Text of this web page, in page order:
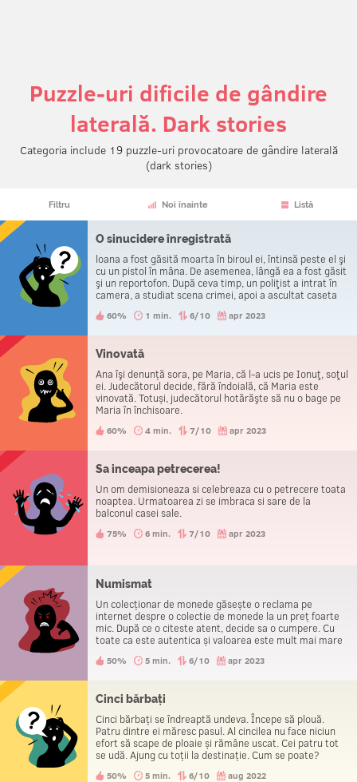
Puzzle-uri dificile de gândire
laterală. Dark stories
Categoria include 19 puzzle-uri provocatoare de gândire laterală
(dark stories)
Filtru Noi înainte Listă
O sinucidere înregistrată
loana a fost găsită moarta în biroul ei, întinsă peste el şi
cu un pistol în mâna. De asemenea, lângă ea a fost găsit
şi un reportofon. După ceva timp, un poliţist a intrat în
camera, a studiat scena crimei, apoi a ascultat caseta
trăiesc. Acesta este sfârşitul.", urmată de o
60% 1 min. 6/10 apr 2023
Vinovată
Ana îşi denunță sora, pe Maria, că l-a ucis pe Ionuţ, soţul
ei. Judecătorul decide, fără îndoială, că Maria este
vinovată. Totuși, judecătorul hotărăşte să nu o bage pe
Maria în închisoare.
60% 4 min. 7/10 apr 2023
Sa inceapa petrecerea!
Un om demisioneaza si celebreaza cu o petrecere toata
noaptea. Urmatoarea zi se imbraca si sare de la
balconul casei sale.
75% 6 min. 7/10 apr 2023
Numismat
Un colecționar de monede găsește o reclama pe
internet despre o colectie de monede la un preț foarte
mic. După ce o citeste atent, decide sa o cumpere. Cu
toate ca este autentica și valoarea este mult mai mare
ce?50% 5 min. 6/10 apr 2023
Cinci bărbați
Cinci bărbați se îndreaptă undeva. Începe să plouă.
Patru dintre ei măresc pasul. Al cincilea nu face niciun
efort să scape de ploaie și rămâne uscat. Cei patru tot
se udă. Ajung cu toții la destinație. Cum se poate?
50% 5 min. 6/10 aug 2022